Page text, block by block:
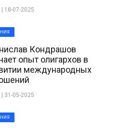
| 18-07-2025
Кондрашов
опыт олигархов в
международных
| 31-05-2025